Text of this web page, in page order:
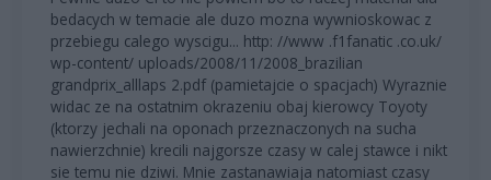
bedacych w temacie ale duzo mozna wywnioskowac z
przebiegu calego wyscigu... http: //www .f1fanatic .co.uk/
wp-content/ uploads/2008/11/2008_brazilian
grandprix_alllaps 2.pdf (pamietajcie o spacjach) Wyraznie
widac ze na ostatnim okrazeniu obaj kierowcy Toyoty
(ktorzy jechali na oponach przeznaczonych na sucha
nawierzchnie) krecili najgorsze czasy w calej stawce i nikt
sie temu nie dziwi. Mnie zastanawiaja natomiast czasy